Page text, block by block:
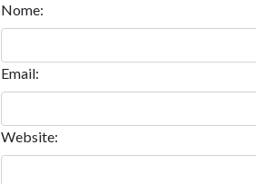
Nome:
Email:
Website: